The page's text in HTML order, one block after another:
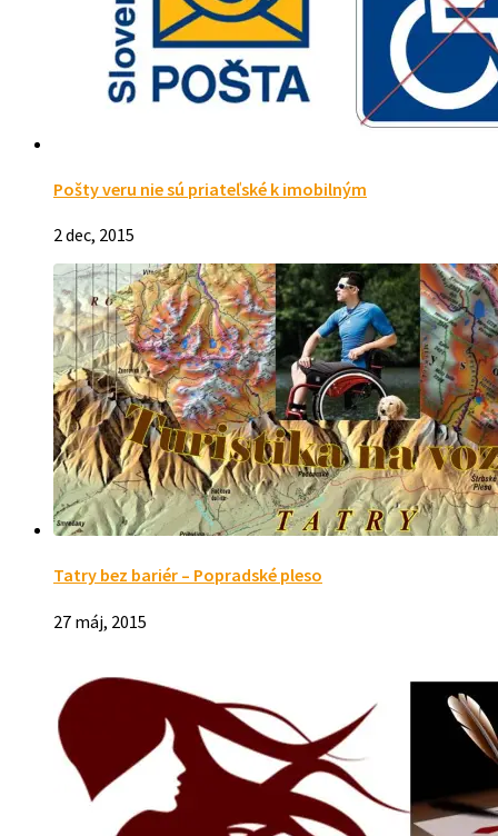
Pošty veru nie sú priateľské k imobilným
2 dec, 2015
Tatry bez bariér – Popradské pleso
27 máj, 2015